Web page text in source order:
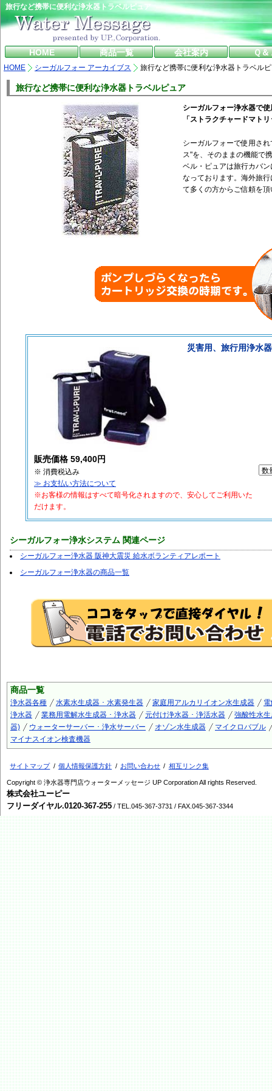
旅行など携帯に便利な浄水器トラベルピュア
HOME 商品一覧 会社案内 Ｑ＆
HOME シーガルフォー アーカイブス 旅行など携帯に便利な浄水器トラベル
旅行など携帯に便利な浄水器トラベルピュア
シーガルフォー浄水器で
「ストラクチャードマト
シーガルフォーで使用さ
ス"を、そのままの機能で
ベル・ピュアは旅行カバ
なっております。海外旅
て多くの方からご信頼を
災害用、旅行用浄水
販売価格 59,400円
※ 消費税込み
≫ お支払い方法について
※お客様の情報はすべて暗号化されますので、安心してご利用いた
だけます。
シーガルフォー浄水システム 関連ページ
シーガルフォー浄水器 阪神大震災 給水ボランティアレポート
シーガルフォー浄水器の商品一覧
商品一覧
浄水器各種 水素水生成器 ･ 水素発生器 家庭用アルカリイオン水生成器
浄水器
業務用電解水生成器 ･ 浄水器 元付け浄水器 ･ 浄活水器
強酸性水
器)
ウォーターサーバー ･ 浄水サーバー オゾン水生成器
マイクロバブル
マイナスイオン検査機器
サイトマップ 個人情報保護方針 お問い合わせ 相互リンク集
Copyright © 浄水器専門店ウォーターメッセージ UP Corporation All rights Reserved.
株式会社ユーピー
フリーダイヤル.0120-367-255 / TEL.045-367-3731 / FAX.045-367-3344